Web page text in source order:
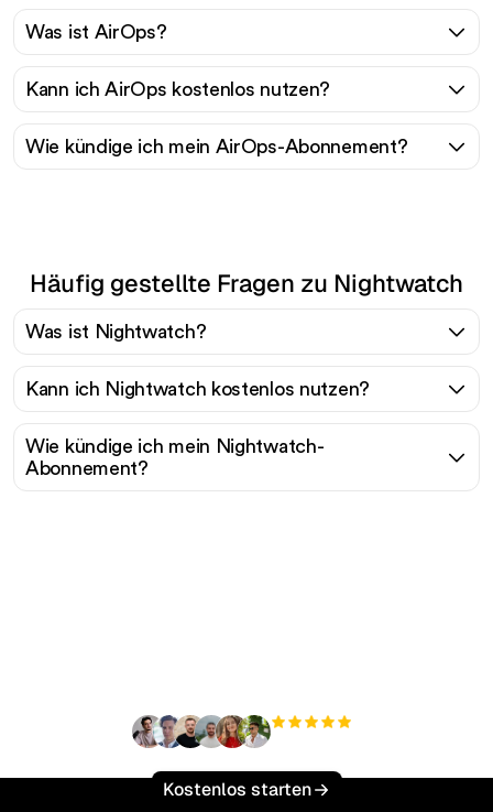
Was ist AirOps?
Kann ich AirOps kostenlos nutzen?
Wie kündige ich mein AirOps-Abonnement?
Häufig gestellte Fragen zu Nightwatch
Was ist Nightwatch?
Kann ich Nightwatch kostenlos nutzen?
Wie kündige ich mein Nightwatch-
Abonnement?
Kostenlos starten